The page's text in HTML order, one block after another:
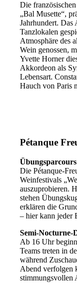
Die
„Bal Musette“,
Jahrhundert.
Tanzlokalen
Atmosphäre des
Wein genossen,
Yvette Horner
Akkordeon als
Lebensart.
Hauch von Paris
Pétanque
Die Pétanque-
Weinfestivals
auszuprobieren.
stehen
erklären die
– hier kann jeder
Semi-Nocturne-
Ab 16 Uhr
Teams treten in
während
Abend verfolgen
stimmungsvollen